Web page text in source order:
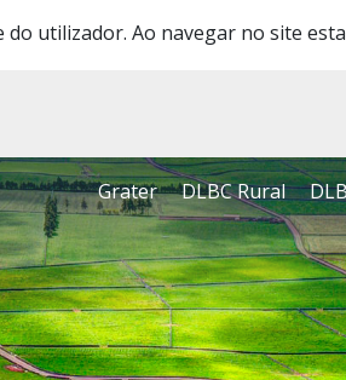
utilizador. Ao navegar no site
Grater DLBC Rural